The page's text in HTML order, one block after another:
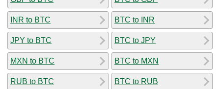
INR to BTC
JPY to BTC
MXN to BTC
RUB to BTC
BTC to INR
BTC to JPY
BTC to MXN
BTC to RUB